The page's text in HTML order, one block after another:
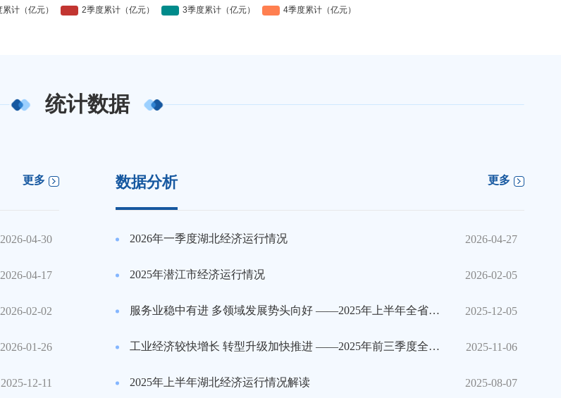
统计数据
更多
2026-04-30
2026-04-17
2026-02-02
2026-01-26
2025-12-11
数据分析 更多
2026年一季度湖北经济运行情况 2026-04-27
2025年潜江市经济运行情况 2026-02-05
服务业稳中有进 多领域发展势头向好 ——2025年上半年全省服务业数据解读 2025-12-05
工业经济较快增长 转型升级加快推进 ——2025年前三季度全省工业数据解读 2025-11-06
2025年上半年湖北经济运行情况解读 2025-08-07